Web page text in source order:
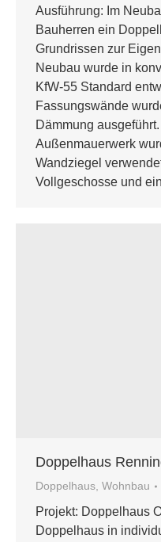
Ausführung: Im
Bauherren ein
Grundrissen zur
Neubau wurde in
KfW-55 Standard
Fassungswände
Dämmung
Außenmauerwerk
Wandziegel
Vollgeschosse und
Doppelhaus
Doppelhaus, Wohnbau
Projekt: Doppelhaus
Doppelhaus in